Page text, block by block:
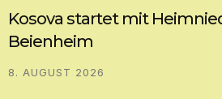
Kosova startet mit
Beienheim
8. AUGUST 2026